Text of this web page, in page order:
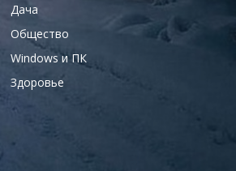
Дача
Общество
Windows и ПК
Здоровье